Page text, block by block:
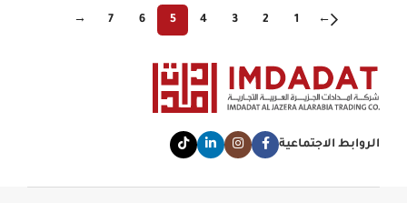
←
1
2
3
4
5
6
7
→
الروابط الاجتماعية